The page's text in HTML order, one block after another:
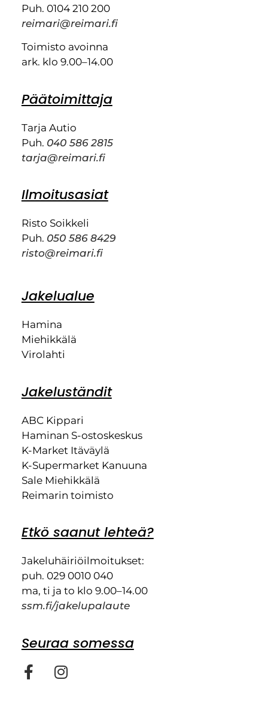
Puh. 0104 210 200
reimari@reimari.fi
Toimisto avoinna
ark. klo 9.00–14.00
Päätoimittaja
Tarja Autio
Puh. 040 586 2815
tarja@reimari.fi
Ilmoitusasiat
Risto Soikkeli
Puh. 050 586 8429
risto@reimari.fi
Jakelualue
Hamina
Miehikkälä
Virolahti
Jakeluständit
ABC Kippari
Haminan S-ostoskeskus
K-Market Itäväylä
K-Supermarket Kanuuna
Sale Miehikkälä
Reimarin toimisto
Etkö saanut lehteä?
Jakeluhäiriöilmoitukset:
puh. 029 0010 040
ma, ti ja to klo 9.00–14.00
ssm.fi/jakelupalaute
Seuraa somessa